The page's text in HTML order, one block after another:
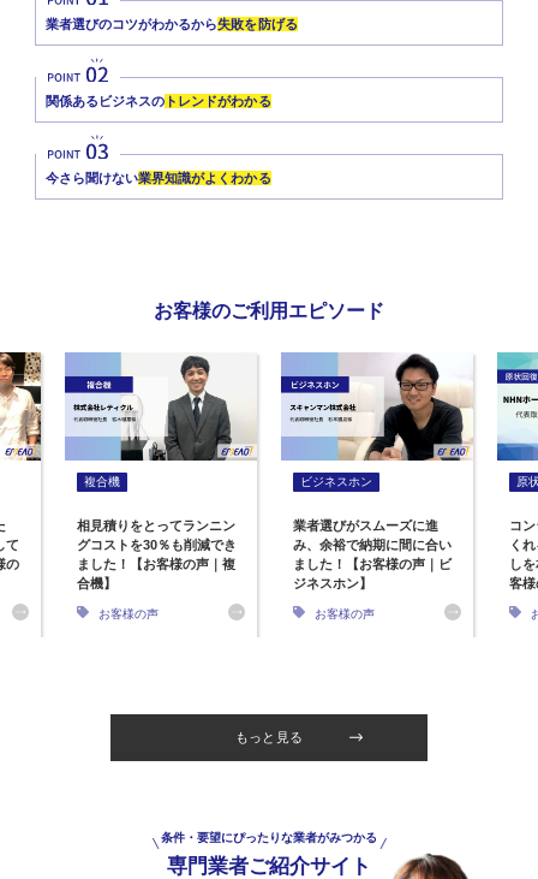
業者選びのコツがわかるから失敗を防げる
関係あるビジネスの トレンドがわかる
今さら聞けない業界知識がよくわかる
お客様のご利用エピソード
て
の
複合機
相見積りをとってランニン
グコストを30％も削減でき
ました！【お客様の声｜複
合機】
お客様の声
ビジネスホン
業者選びがスムーズに進
み、余裕で納期に間に合い
ました！【お客様の声｜ビ
ジネスホン】
お客様の声
原
コ
く
し
客
もっと見る
条件・要望にぴったりな業者がみつかる
専門業者ご紹介サイト